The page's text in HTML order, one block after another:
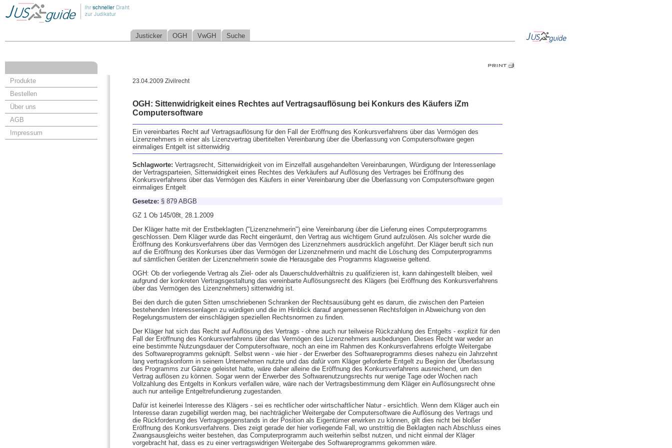
Justicker OGH VwGH Suche
Produkte
Bestellen
Über uns
AGB
Impressum
23.04.2009 Zivilrecht
OGH: Sittenwidrigkeit eines Rechtes auf Vertragsauflösung bei Konkurs des Käufers iZm
Computersoftware
Ein vereinbartes Recht auf Vertragsauflösung für den Fall der Eröffnung des Konkursverfahrens über das Vermögen des
Lizenznehmers in einer als Lizenzvertrag übertitelten Vereinbarung über die Überlassung von Computersoftware gegen
einmaliges Entgelt ist sittenwidrig
Schlagworte: Vertragsrecht, Sittenwidrigkeit von im Einzelfall ausgehandelten Vereinbarungen, Würdigung der Interessenlage
der Vertragsparteien, Sittenwidrigkeit eines Rechtes des Verkäufers auf Auflösung des Vertrages bei Eröffnung des
Konkursverfahrens über das Vermögen des Käufers in einer Vereinbarung über die Überlassung von Computersoftware gegen
einmaliges Entgelt
Gesetze: § 879 ABGB
GZ 1 Ob 145/08t, 28.1.2009
Der Kläger hatte mit der Erstbeklagten ("Lizenznehmerin") eine Vereinbarung über die Lieferung eines Computerprogramms
geschlossen. Dem Kläger wurde das Recht eingeräumt, den Vertrag aus wichtigem Grund aufzulösen. Als solcher wurde die
Eröffnung des Konkursverfahrens über das Vermögen des Lizenznehmers ausdrücklich angeführt. Der Kläger beruft sich nun
auf die Eröffnung des Konkurses über das Vermögen der Lizenznehmerin und macht die Löschung des Computerprogramms
auf sämtlichen Geräten der Lizenznehmerin sowie die Herausgabe des Programms klagsweise geltend.
OGH: Ob der vorliegende Vertrag als Ziel- oder als Dauerschuldverhältnis zu qualifizieren ist, kann dahingestellt bleiben, weil
aufgrund der konkreten Vertragsgestaltung das vereinbarte Auflösungsrecht des Klägers (bei Eröffnung des Konkursverfahrens
über das Vermögen des Lizenznehmers) sittenwidrig ist.
Bei den durch die guten Sitten umschriebenen Schranken der Rechtsausübung geht es darum, die zwischen den Parteien
bestehenden Interessenlagen zu würdigen und die im Hinblick darauf angemessenen Rechtsfolgen in Abweichung von den
Regelungsmustern der einschlägigen speziellen Rechtsnormen zu finden.
Der Kläger hat sich das Recht auf Auflösung des Vertrags - ohne auch nur teilweise Rückzahlung des Entgelts - explizit für den
Fall der Eröffnung des Konkursverfahrens über das Vermögen des Lizenznehmers ausbedungen. Dieses Recht war weder an
eine bestimmte Nutzungsdauer der Computersoftware, noch an eine im Rahmen des Konkursverfahrens erfolgte Weitergabe
des Softwareprogramms geknüpft. Selbst wenn - wie hier - der Erwerber des Softwareprogramms dieses nahezu ein Jahrzehnt
lang vertragskonform in seinem Unternehmen nutzte und das dafür vom Kläger geforderte Entgelt zu Beginn der Überlassung
des Programms zur Gänze geleistet hatte, wäre daher alleine die Eröffnung des Konkursverfahrens ausreichend, um den
Vertrag auflösen zu können. Sogar wenn der Erwerber des Softwarenutzungsrechts nur wenige Tage oder Wochen nach
Vollzahlung des Entgelts in Konkurs verfallen wäre, wäre nach der Vertragsbestimmung dem Kläger ein Auflösungsrecht ohne
auch nur anteilige Entgeltrefundierung zugestanden.
Dafür ist keinerlei Interesse des Klägers - sei es rechtlicher oder wirtschaftlicher Natur - ersichtlich. Wenn dem Kläger auch ein
Interesse daran zugebilligt werden mag, bei nachträglicher Weitergabe der Computersoftware die Auflösung des Vertrags und
die Rückforderung des Vertragsgegenstands in der Position als Eigentümer erwirken zu können, gilt dies nicht bei bloßer
Eröffnung des Konkursverfahrens. Dies zeigt gerade der hier vorliegende Fall, wo unstrittig die Beklagten nach Abschluss eines
Zwangsausgleichs weiter bestehen, das Computerprogramm auch weiterhin selbst nutzen, und nicht einmal der Kläger
vorgebracht hat, dass es zu einer vertragswidrigen Weitergabe des Softwareprogramms gekommen wäre.